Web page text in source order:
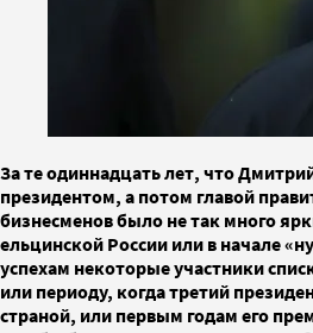
За те одиннадцать лет, что
президентом, а потом главой
бизнесменов было не так много
ельцинской России или в начале
успехам некоторые участники
или периоду, когда третий
страной, или первым годам его